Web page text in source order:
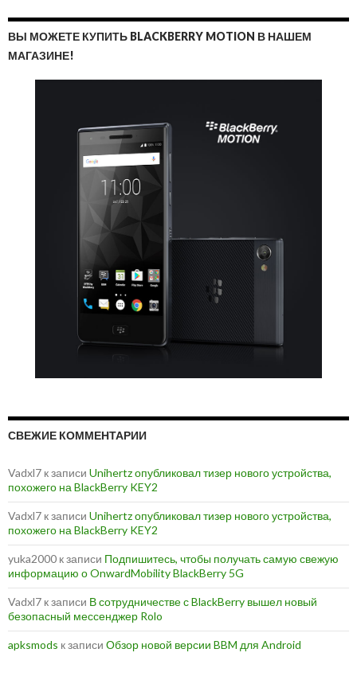
ВЫ МОЖЕТЕ КУПИТЬ BLACKBERRY MOTION В НАШЕМ
МАГАЗИНЕ!
СВЕЖИЕ КОММЕНТАРИИ
Vadxl7 к записи Unihertz опубликовал тизер нового устройства,
похожего на BlackBerry KEY2
Vadxl7 к записи Unihertz опубликовал тизер нового устройства,
похожего на BlackBerry KEY2
yuka2000 к записи Подпишитесь, чтобы получать самую свежую
информацию о OnwardMobility BlackBerry 5G
Vadxl7 к записи В сотрудничестве с BlackBerry вышел новый
безопасный мессенджер Rolo
apksmods к записи Обзор новой версии BBM для Android